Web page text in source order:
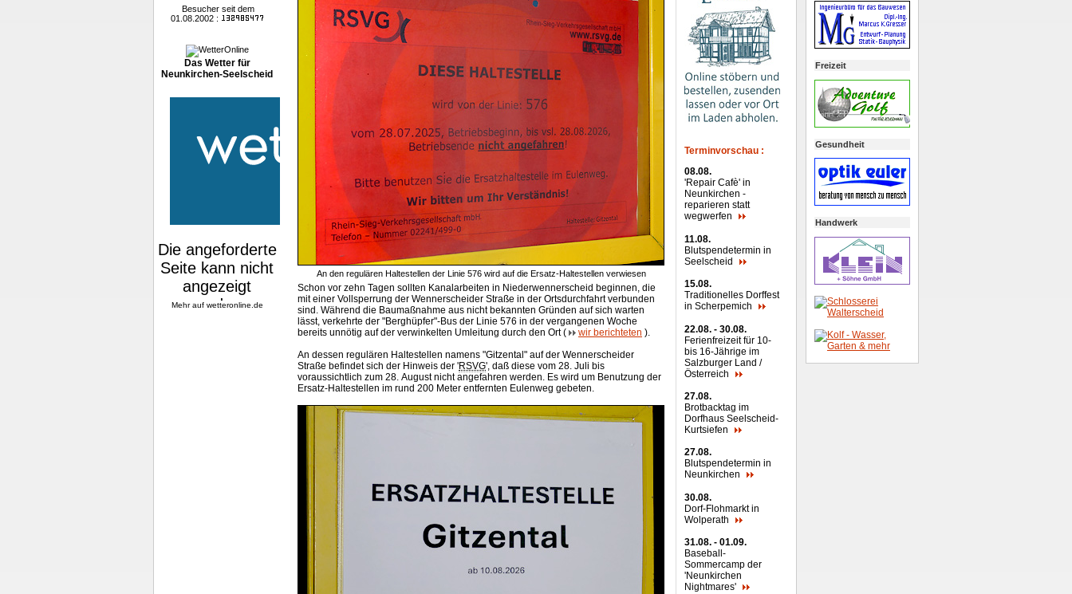
Das Wetter für
Neunkirchen-Seelscheid
Mehr aufwetteronline.de
An den regulären Haltestellen der Linie 576 wird auf die Ersatz-Haltestellen verwiesen
Schon vor zehn Tagen sollten Kanalarbeiten in Niederwennerscheid beginnen, die
mit einer Vollsperrung der Wennerscheider Straße in der Ortsdurchfahrt verbunden
sind. Während die Baumaßnahme aus nicht bekannten Gründen auf sich warten
lässt, verkehrte der "Berghüpfer"-Bus der Linie 576 in der vergangenen Woche
bereits unnötig auf der verwinkelten Umleitung durch den Ort (
wir berichteten ).
An dessen regulären Haltestellen namens "Gitzental" auf der Wennerscheider
Straße befindet sich der Hinweis der 'RSVG', daß diese vom 28. Juli bis
voraussichtlich zum 28. August nicht angefahren werden. Es wird um Benutzung der
Ersatz-Haltestellen im rund 200 Meter entfernten Eulenweg gebeten.
Terminvorschau :
08.08.
'Repair Cafè' in
Neunkirchen -
reparieren statt
wegwerfen
11.08.
Blutspendetermin in
Seelscheid
15.08.
Traditionelles Dorffest
in Scherpemich
22.08. - 30.08.
Ferienfreizeit für 10-
bis 16-Jährige im
Salzburger Land /
Österreich
27.08.
Brotbacktag im
Dorfhaus Seelscheid-
Kurtsiefen
27.08.
Blutspendetermin in
Neunkirchen
30.08.
Dorf-Flohmarkt in
Wolperath
31.08. - 01.09.
Baseball -
Sommercamp der
'Neunkirchen
Nightmares'
Freizeit
Gesundheit
Handwerk